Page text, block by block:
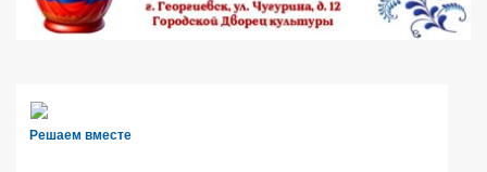
Решаем вместе